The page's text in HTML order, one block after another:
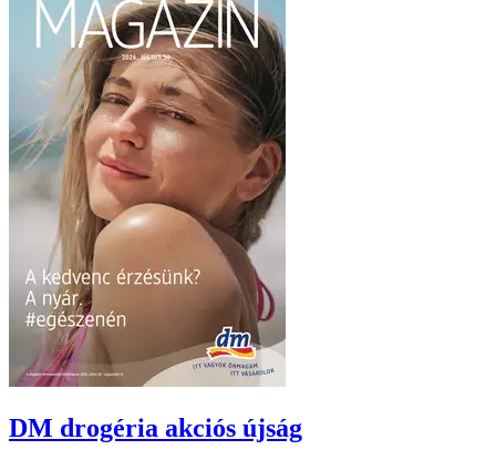
DM drogéria akciós újság